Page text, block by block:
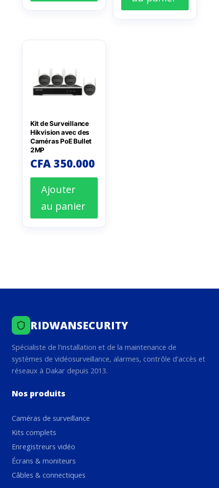
Kit de Surveillance
Hikvision avec des
Caméras PoE Bullet
2MP
CFA350.000
Ajouter
au panier
RIDWANSECURITY
Spécialiste de l'installation et de la maintenance de
systèmes de vidéosurveillance, alarmes, contrôle d'accès et
réseaux à Dakar depuis 2013.
Nos produits
Caméras de surveillance
Kits complets
Enregistreurs vidéo
Écrans & moniteurs
Câbles & connectiques